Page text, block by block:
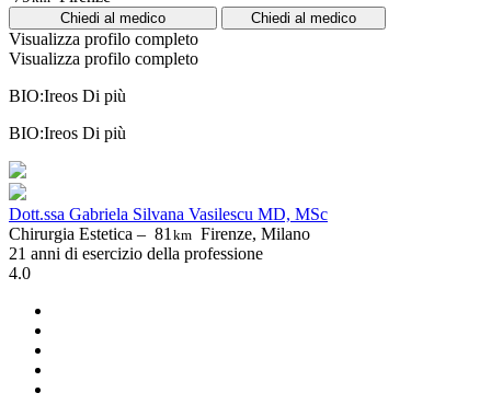
Chiedi al medico Chiedi al medico
Visualizza profilo completo
Visualizza profilo completo
BIO:Ireos Di più
BIO:Ireos Di più
Dott.ssa Gabriela Silvana Vasilescu MD, MSc
Chirurgia Estetica – 81km Firenze, Milano
21 anni di esercizio della professione
4.0